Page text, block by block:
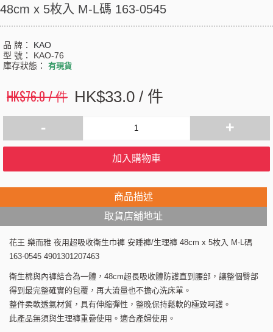
48cm x 5枚入 M-L碼 163-0545
品 牌： KAO
型 號： KAO-76
庫存狀態： 有現貨
HK$76.0 / 件 HK$33.0 / 件
- +
加入購物車
商品描述
取貨店舖地址
花王 樂而雅 夜用超吸收衛生巾褲 安睡褲/生理褲 48cm x 5枚入 M-L碼
163-0545 4901301207463
衛生棉與內褲結合為一體，48cm超長吸收體防護直到腰部，讓整個臀部
得到最完整確實的包覆，再大流量也不擔心洗床單。
整件柔軟透氣材質，具有伸縮彈性，整晚保持鬆軟的極致呵護。
此產品無須與生理褲重疊使用。適合產婦使用。